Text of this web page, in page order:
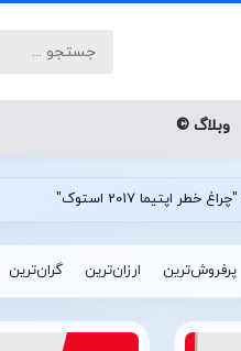
وبلاگ ©
اپتیما 2017 استوک"
پرفروش‌ترین ارزان‌ترین گران‌ترین